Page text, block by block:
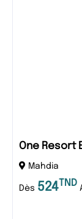
One Resort
Mahdia
Dès 524 TND